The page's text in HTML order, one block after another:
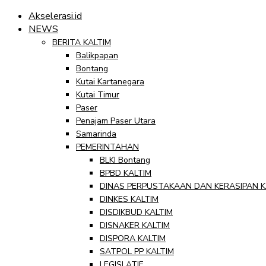
Akselerasi.id
NEWS
BERITA KALTIM
Balikpapan
Bontang
Kutai Kartanegara
Kutai Timur
Paser
Penajam Paser Utara
Samarinda
PEMERINTAHAN
BLKI Bontang
BPBD KALTIM
DINAS PERPUSTAKAAN DAN KERASIPAN
DINKES KALTIM
DISDIKBUD KALTIM
DISNAKER KALTIM
DISPORA KALTIM
SATPOL PP KALTIM